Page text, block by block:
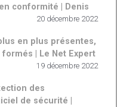
conformité | Denis
20 décembre 2022
en plus présentes,
| Le Net Expert
19 décembre 2022
des
de sécurité |